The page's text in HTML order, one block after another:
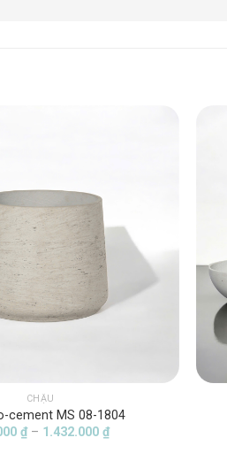
CHẬU
cement MS 08-1804
₫ – 1.432.000₫Khoảng